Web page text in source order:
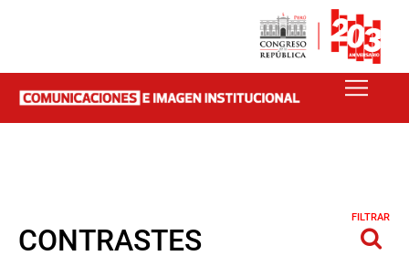
CONTRASTES
FILTRAR